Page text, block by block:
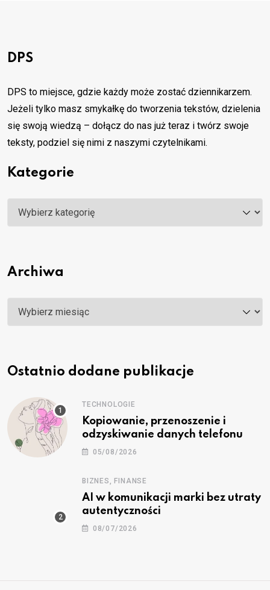
DPS
DPS to miejsce, gdzie każdy może zostać dziennikarzem.
Jeżeli tylko masz smykałkę do tworzenia tekstów, dzielenia
się swoją wiedzą – dołącz do nas już teraz i twórz swoje
teksty, podziel się nimi z naszymi czytelnikami.
Kategorie
Kategorie
Archiwa
Archiwa
Ostatnio dodane publikacje
TECHNOLOGIE
Kopiowanie, przenoszenie i
odzyskiwanie danych telefonu
05/08/2026
BIZNES, FINANSE
AI w komunikacji marki bez utraty
autentyczności
08/07/2026